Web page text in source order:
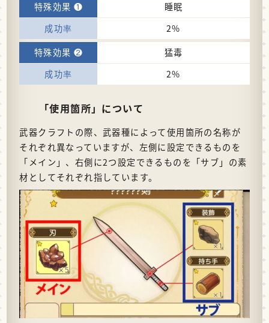
睡眠
2%
猛毒
2%
「使用箇所」について
武器クラフトの際、武器種によって使用箇所の名称が
それぞれ異なっていますが、左側に設定できるものを
「メイン」、右側に2つ設定できるものを「サブ」の素
材としてそれぞれ指しています。